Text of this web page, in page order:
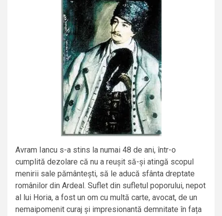
Avram Iancu s-a stins la numai 48 de ani, într-o
cumplită dezolare că nu a reușit să-și atingă scopul
menirii sale pământești, să le aducă sfânta dreptate
românilor din Ardeal. Suflet din sufletul poporului, nepot
al lui Horia, a fost un om cu multă carte, avocat, de un
nemaipomenit curaj și impresionantă demnitate în fața